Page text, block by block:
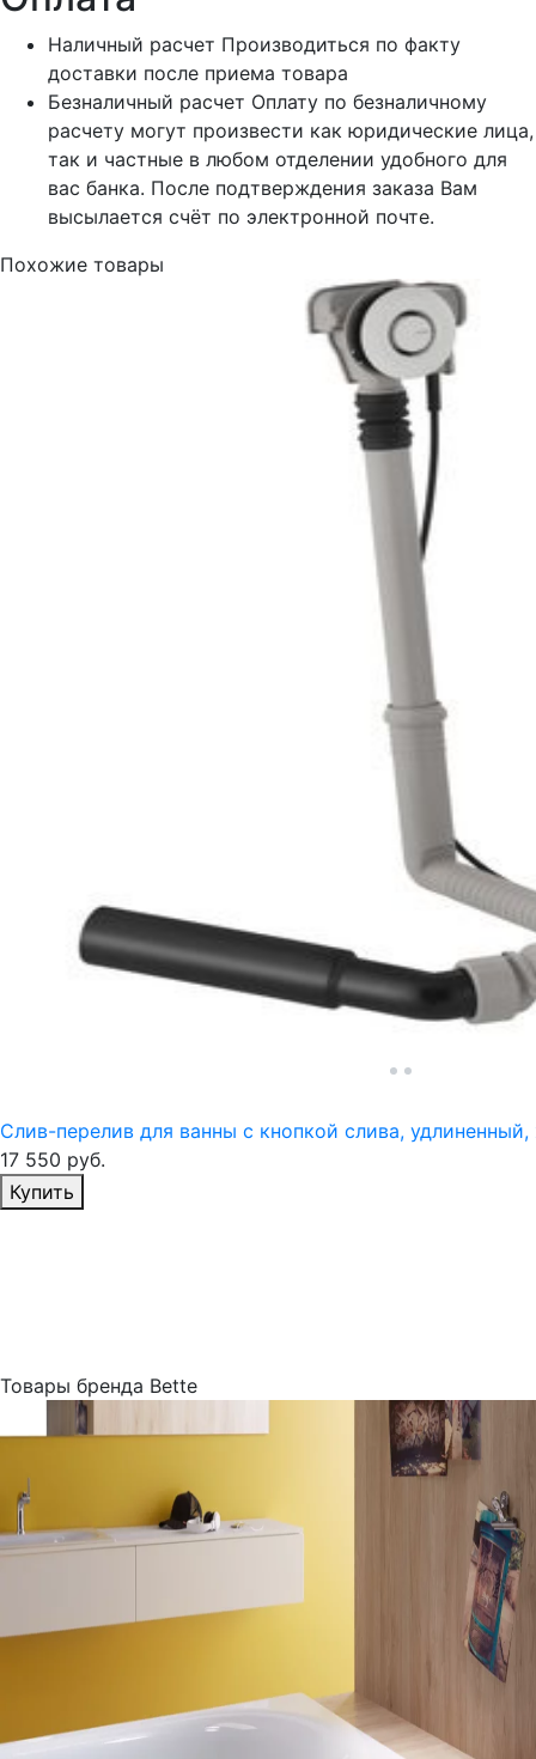
Наличный расчет Производиться по факту
доставки после приема товара
Безналичный расчет Оплату по безналичному
расчету могут произвести как юридические лица,
так и частные в любом отделении удобного для
вас банка. После подтверждения заказа Вам
высылается счёт по электронной почте.
Похожие товары
Слив-перелив для ванны с кнопкой слива, удлиненный,
17 550 руб.
Купить
Товары бренда Bette